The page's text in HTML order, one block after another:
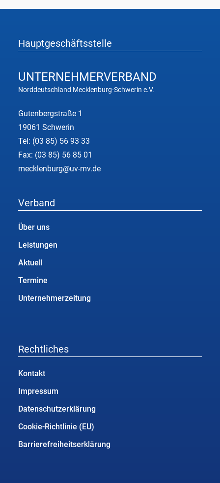
Hauptgeschäftsstelle
UNTERNEHMERVERBAND
Norddeutschland Mecklenburg-Schwerin e.V.
Gutenbergstraße 1
19061 Schwerin
Tel: (03 85) 56 93 33
Fax: (03 85) 56 85 01
mecklenburg@uv-mv.de
Verband
Über uns
Leistungen
Aktuell
Termine
Unternehmerzeitung
Rechtliches
Kontakt
Impressum
Datenschutzerklärung
Cookie-Richtlinie (EU)
Barrierefreiheitserklärung